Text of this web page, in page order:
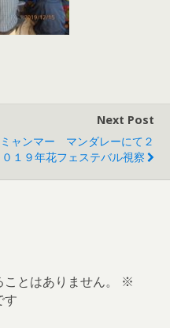
Next Post
ミャンマー マンダレーにて２
０１９年花フェステバル視察
とはありません。
※
す